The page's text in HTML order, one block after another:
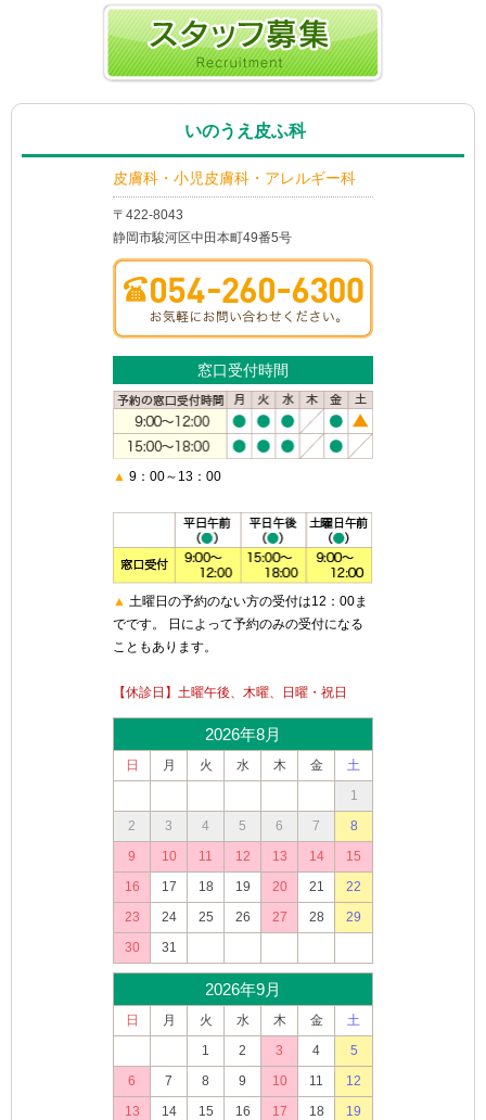
いのうえ皮ふ科
皮膚科・小児皮膚科・アレルギー科
〒422-8043
静岡市駿河区中田本町49番5号
窓口受付時間
▲ 9：00～13：00
▲ 土曜日の予約のない方の受付は12：00ま
でです。 日によって予約のみの受付になる
こともあります。
【休診日】土曜午後、木曜、日曜・祝日
2026年8月
日 月 火 水 木 金
土
1
2
3 4 5 6 7
8
9
10 11 12 13 14
15
16
17 18 19 20 21
22
23
24 25 26 27 28
29
30
31
2026年9月
日 月 火 水 木 金
土
1
2 3 4
5
6
7 8 9 10 11
12
13
14 15 16 17 18
19